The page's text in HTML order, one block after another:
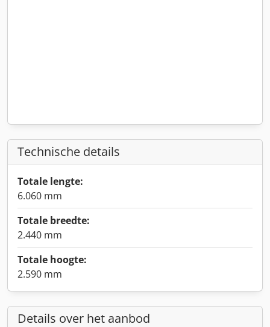
Technische details
Totale lengte:
6.060 mm
Totale breedte:
2.440 mm
Totale hoogte:
2.590 mm
Details over het aanbod